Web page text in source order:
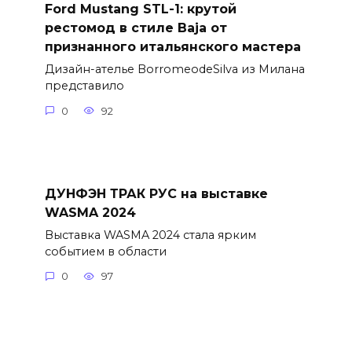
Ford Mustang STL-1: крутой
рестомод в стиле Baja от
признанного итальянского мастера
Дизайн-ателье BorromeodeSilva из Милана
представило
0 92
ДУНФЭН ТРАК РУС на выставке
WASMA 2024
Выставка WASMA 2024 стала ярким
событием в области
0 97